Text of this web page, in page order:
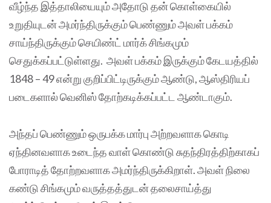
வீழ்ந்த இத்தாலியையும் அதோடு தன் கொள்கையில்
உறுதியுடன் அமர்ந்திருக்கும் பெண்ணும் அவள் பக்கம்
சாய்ந்திருக்கும் செயிண்ட் மார்க் சிங்கமும்
செதுக்கப்பட்டுள்ளது. அவள் பக்கம் இருக்கும் கேடயத்தில்
1848 – 49 என்று குறிப்பிட்டிருக்கும் ஆண்டு, ஆஸ்திரியப்
படைகளால் வெனிஸ் தோற்கடிக்கப்பட்ட ஆண்டாகும்.
அந்தப் பெண்ணும் ஒருபக்க மார்பு அற்றவளாக கொடி
ஏந்தினவளாக உடைந்த வாள் கொண்டு சுதந்திரத்திற்காகப்
போராடித் தோற்றவளாக அமர்ந்திருக்கிறாள். அவள் நிலை
கண்டு சிங்கமும் வருத்தத்துடன் தலைசாய்த்து